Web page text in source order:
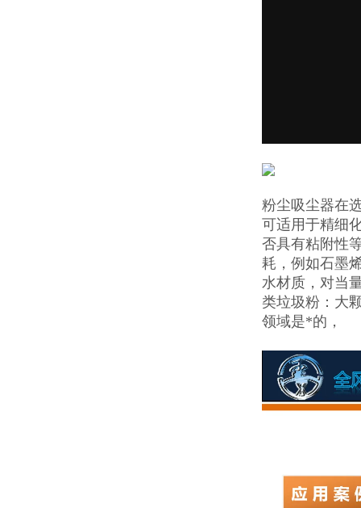
粉尘吸尘器在
可适用于精细
否具有粘附性
耗，例如石墨
水材质，对当
类垃圾粉：大
领域是*的，